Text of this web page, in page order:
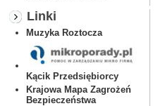
Linki
Muzyka Roztocza
Kącik Przedsiębiorcy
Krajowa Mapa Zagrożeń
Bezpieczeństwa